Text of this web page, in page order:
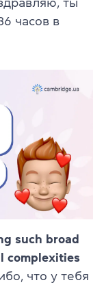
ты
часов в
such broad
complexities
что у тебя